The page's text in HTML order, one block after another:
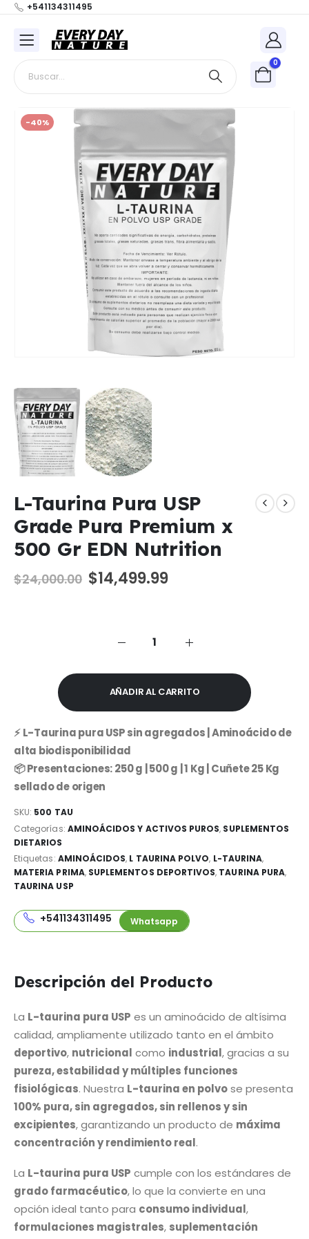
+541134311495
0
-40%
L-Taurina Pura USP
Grade Pura Premium x
500 Gr EDN Nutrition
$24,000.00 El
precio
$24,000.00.
$14,499.99El
$14,499.99.
AÑADIR AL CARRITO
⚡ L-Taurina pura USP sin agregados | Aminoácido de
alta biodisponibilidad
📦 Presentaciones: 250 g | 500 g | 1 Kg | Cuñete 25 Kg
sellado de origen
SKU: 500 TAU
Categorías: AMINOÁCIDOS Y ACTIVOS PUROS, SUPLEMENTOS
DIETARIOS
Etiquetas: AMINOÁCIDOS, L TAURINA POLVO, L-TAURINA,
MATERIA PRIMA, SUPLEMENTOS DEPORTIVOS, TAURINA PURA,
TAURINA USP
+541134311495 Whatsapp
Descripción del Producto
La L-taurina pura USP es un aminoácido de altísima
calidad, ampliamente utilizado tanto en el ámbito
deportivo, nutricional como industrial, gracias a su
pureza, estabilidad y múltiples funciones
fisiológicas. Nuestra L-taurina en polvose presenta
100% pura, sin agregados, sin rellenos y sin
excipientes, garantizando un producto de máxima
concentración y rendimiento real.
La L-taurina pura USP cumple con los estándares de
grado farmacéutico, lo que la convierte en una
opción ideal tanto para consumo individual,
formulaciones magistrales, suplementación